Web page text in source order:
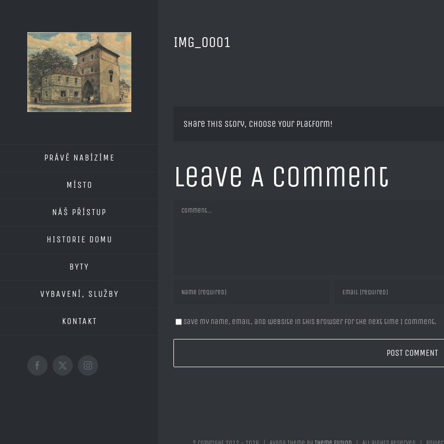
PRÁVĚ NABÍZÍME
MÍSTO
NÁŠ PŘÍSTUP
HISTORIE DOMU
BYTY
VYBAVENÍ, SLUŽBY
KONTAKT
Facebook
X Instagram
IMG_0001
Share This Story, Choose Your Platform!
Leave A Comment
Comment
Save my name, email, and website in this browser for the next time I comment.